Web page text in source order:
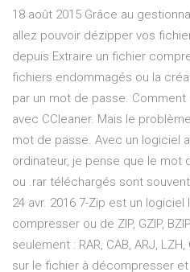
18 août 2015 Grâce au
allez pouvoir dézipper vos
depuis Extraire un fichier
fichiers endommagés ou la
par un mot de passe.
avec CCleaner. Mais le
mot de passe. Avec un logiciel
ordinateur, je pense que le mot
ou .rar téléchargés sont
24 avr. 2016 7-Zip est un
compresser ou de ZIP, GZIP,
seulement : RAR, CAB, ARJ,
sur le fichier à décompresser